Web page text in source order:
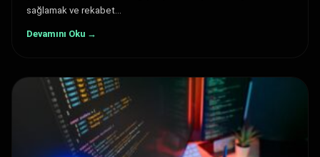
sağlamak ve rekabet…
Devamını Oku →